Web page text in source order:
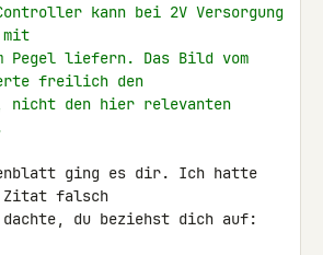
kann bei 2V Versorgung
mit
Pegel liefern. Das Bild vom
freilich den
nicht den hier relevanten
ging es dir. Ich hatte
Zitat falsch
dachte, du beziehst dich auf: